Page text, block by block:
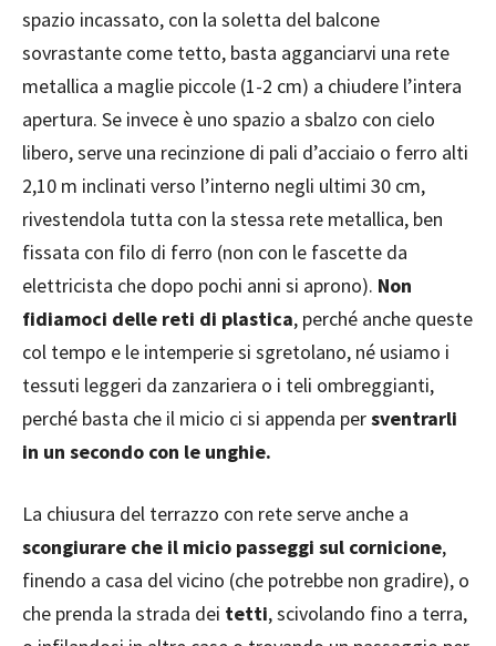
spazio incassato, con la soletta del balcone
sovrastante come tetto, basta agganciarvi una rete
metallica a maglie piccole (1-2 cm) a chiudere l’intera
apertura. Se invece è uno spazio a sbalzo con cielo
libero, serve una recinzione di pali d’acciaio o ferro alti
2,10 m inclinati verso l’interno negli ultimi 30 cm,
rivestendola tutta con la stessa rete metallica, ben
fissata con filo di ferro (non con le fascette da
elettricista che dopo pochi anni si aprono). Non
fidiamoci delle reti di plastica, perché anche queste
col tempo e le intemperie si sgretolano, né usiamo i
tessuti leggeri da zanzariera o i teli ombreggianti,
perché basta che il micio ci si appenda persventrarli
in un secondo con le unghie.
La chiusura del terrazzo con rete serve anche a
scongiurare che il micio passeggi sul cornicione,
finendo a casa del vicino (che potrebbe non gradire), o
che prenda la strada dei tetti, scivolando fino a terra,